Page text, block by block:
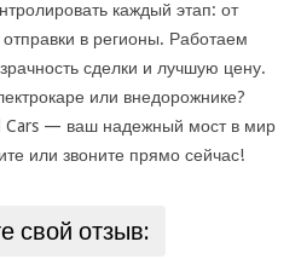
каждый этап: от
в регионы. Работаем
сделки и лучшую цену.
или внедорожнике?
Cars — ваш надежный мост в мир
или звоните прямо сейчас!
свой отзыв: